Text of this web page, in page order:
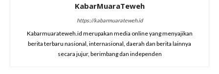
KabarMuaraTeweh
https://kabarmuarateweh.id
Kabarmuarateweh.id merupakan media online yang menyajikan
berita terbaru nasional, internasional, daerah dan berita lainnya
secara jujur, berimbang dan independen